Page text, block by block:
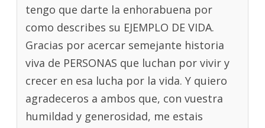
tengo que darte la enhorabuena por
como describes su EJEMPLO DE VIDA.
Gracias por acercar semejante historia
viva de PERSONAS que luchan por vivir y
crecer en esa lucha por la vida. Y quiero
agradeceros a ambos que, con vuestra
humildad y generosidad, me estais